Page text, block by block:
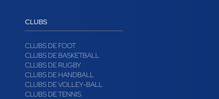
CLUBS
CLUBS DE FOOT
CLUBS DE BASKETBALL
CLUBS DE RUGBY
CLUBS DE HANDBALL
CLUBS DE VOLLEY-BALL
CLUBS DE TENNIS